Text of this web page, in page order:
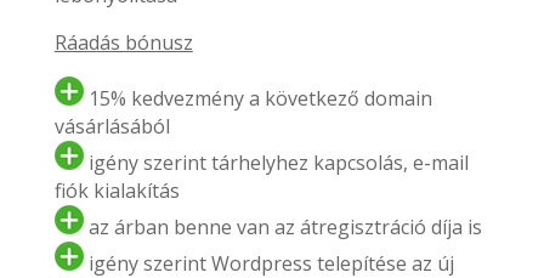
Ráadás bónusz
15% kedvezmény a következő domain
vásárlásából
igény szerint tárhelyhez kapcsolás, e-mail
fiók kialakítás
az árban benne van az átregisztráció díja is
igény szerint Wordpress telepítése az új